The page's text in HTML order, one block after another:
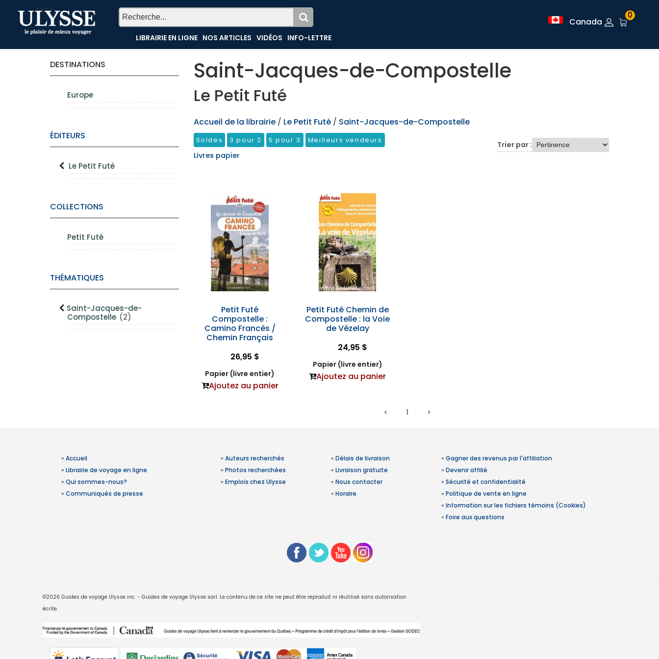
TEST
LIBRAIRIE EN LIGNE NOS ARTICLES VIDÉOS INFO-LETTRE
Canada
0
DESTINATIONS
Europe
ÉDITEURS
Le Petit Futé
COLLECTIONS
Petit Futé
THÉMATIQUES
Saint-Jacques-de-
Compostelle (2)
Saint-Jacques-de-Compostelle
Le Petit Futé
Accueil de la librairie / Le Petit Futé / Saint-Jacques-de-Compostelle
Soldes 3 pour 2 5 pour 3 Meilleurs vendeurs
Livres papier
Trier par :
Petit Futé
Compostelle :
Camino Francés /
Chemin Français
26,95 $
Papier (livre entier)
Ajoutez au panier
Petit Futé Chemin de
Compostelle : la Voie
de Vézelay
24,95 $
Papier (livre entier)
Ajoutez au panier
1
» Accueil
» Librairie de voyage en ligne
» Qui sommes-nous?
» Communiqués de presse
» Auteurs recherchés
» Photos recherchées
» Emplois chez Ulysse
» Délais de livraison
» Livraison gratuite
» Nous contacter
» Horaire
» Gagner des revenus par l'affiliation
» Devenir affilié
» Sécurité et confidentialité
» Politique de vente en ligne
» Information sur les fichiers témoins (Cookies)
» Foire aux questions
©2026 Guides de voyage Ulysse inc. - Guides de voyage Ulysse sarl. Le contenu de ce site ne peut être reproduit ni réutilisé sans autorisation
écrite.